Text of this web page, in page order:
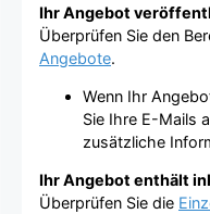
Ihr Angebot
Überprüfen Sie den
Angebote.
Wenn Ihr
Sie Ihre E-Mails
zusätzliche
Ihr Angebot enthält
Überprüfen Sie die